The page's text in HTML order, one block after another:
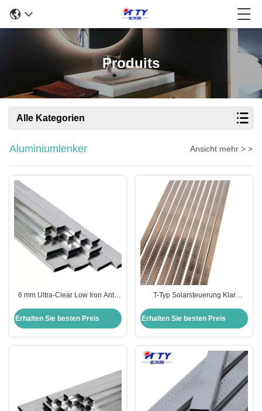
Produits
Alle Kategorien
Aluminiumlenker Ansicht mehr > >
6 mm Ultra-Clear Low Iron Anti-
Fenster und Türen
Erhalten Sie besten Preis
T-Typ Solarsteuerung Klar
Gehärtetes Dämmglas für
Gebäude
Erhalten Sie besten Preis